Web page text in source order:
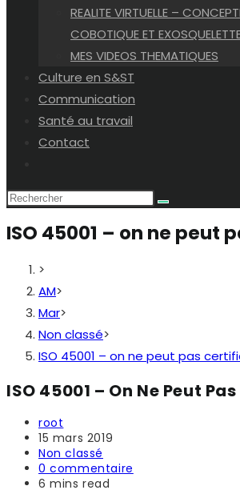
REALITE VIRTUELLE –
COBOTIQUE ET
MES VIDEOS THEMATIQUES
Culture en S&ST
Communication
Santé au travail
Contact
search
ISO 45001 – on ne peut
>
AM>
Mar>
Non classé>
ISO 45001 – on ne peut pas
ISO 45001 – On Ne Peut
Auteur/autrice
de
la
publication :
root
Publication
publiée :
15 mars 2019
Post
category:
Non classé
Commentaires
de
0 commentaire
Temps
6 mins read